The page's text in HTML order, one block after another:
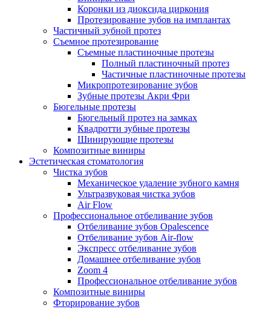
Коронки из диоксида циркония
Протезирование зубов на имплантах
Частичный зубной протез
Съемное протезирование
Съемные пластиночные протезы
Полный пластиночный протез
Частичные пластиночные протезы
Микропротезирование зубов
Зубные протезы Акри Фри
Бюгельные протезы
Бюгельный протез на замках
Квадротти зубные протезы
Шинирующие протезы
Композитные виниры
Эстетическая стоматология
Чистка зубов
Механическое удаление зубного камня
Ультразвуковая чистка зубов
Air Flow
Профессиональное отбеливание зубов
Отбеливание зубов Opalescence
Отбеливание зубов Air-flow
Экспресс отбеливание зубов
Домашнее отбеливание зубов
Zoom 4
Профессиональное отбеливание зубов
Композитные виниры
Фторирование зубов